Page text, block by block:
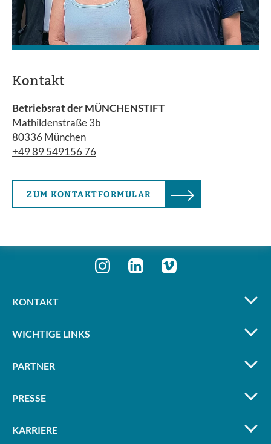
Kontakt
Betriebsrat der MÜNCHENSTIFT
Mathildenstraße 3b
80336 München
+49 89 549156 76
ZUM KONTAKTFORMULAR
KONTAKT
WICHTIGE LINKS
PARTNER
PRESSE
KARRIERE